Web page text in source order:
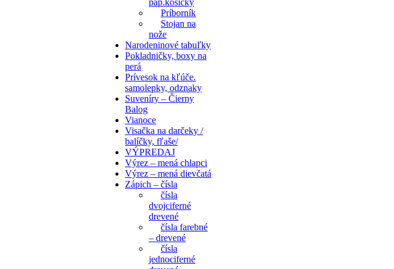
Príborník
Stojan na
nože
Narodeninové tabuľky
Pokladničky, boxy na
perá
Prívesok na kľúče.
samolepky, odznaky
Suveníry – Čierny
Balog
Vianoce
Visačka na darčeky /
balíčky, fľaše/
VÝPREDAJ
Výrez – mená chlapci
Výrez – mená dievčatá
Zápich – čísla
čísla
dvojciferné
drevené
čísla farebné
– drevené
čísla
jednociferné